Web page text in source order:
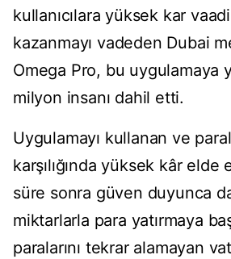
kullanıcılara yüksek kar
kazanmayı vadeden Dubai
Omega Pro, bu uygulamaya
milyon insanı dahil etti.
Uygulamayı kullanan ve
karşılığında yüksek kâr
süre sonra güven duyunca
miktarlarla para yatırmaya
paralarını tekrar alamayan